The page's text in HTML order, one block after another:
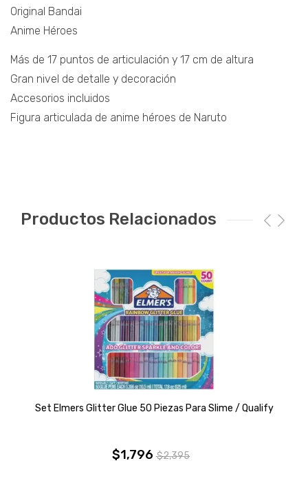
Original Bandai
Anime Héroes
Más de 17 puntos de articulación y 17 cm de altura
Gran nivel de detalle y decoración
Accesorios incluidos
Figura articulada de anime héroes de Naruto
Productos Relacionados
Set Elmers Glitter Glue 50 Piezas Para Slime / Qualify
$2,395
El
$1,796
El